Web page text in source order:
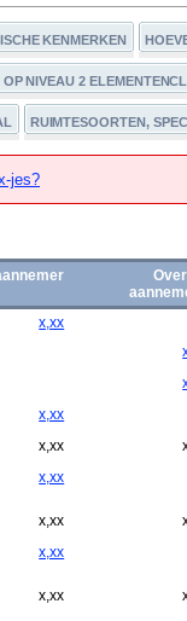
KENMERKEN
NIVEAU 2
RUIMTESOORTEN,
jes?
x,xx
x,xx
x,xx
x,xx
x,xx
x,xx
x,xx